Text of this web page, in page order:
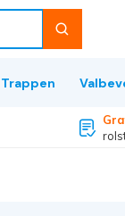
Trappen